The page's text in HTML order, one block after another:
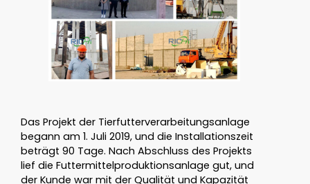
Das Projekt der Tierfutterverarbeitungsanlage
begann am 1. Juli 2019, und die Installationszeit
beträgt 90 Tage. Nach Abschluss des Projekts
lief die Futtermittelproduktionsanlage gut, und
der Kunde war mit der Qualität und Kapazität